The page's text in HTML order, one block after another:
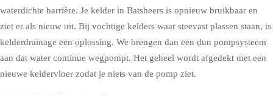
waterdichte barrière. Je kelder in Batsheers is opnieuw bruikbaar en
ziet er als nieuw uit. Bij vochtige kelders waar steevast plassen staan, is
kelderdrainage een oplossing. We brengen dan een dun pompsysteem
aan dat water continue wegpompt. Het geheel wordt afgedekt met een
nieuwe keldervloer zodat je niets van de pomp ziet.